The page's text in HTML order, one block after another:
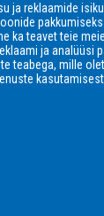
ja reklaamide
ka teavet teie
ja analüüsi
teabega, mille
kasutamisest.